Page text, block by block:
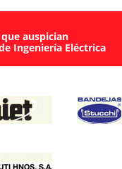
auspician
Ingeniería Eléctrica